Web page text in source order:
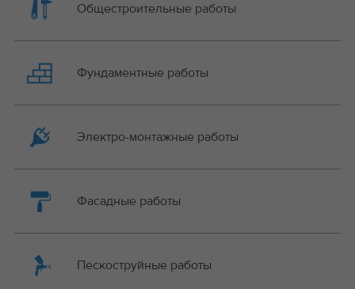
Общестроительные работы
Фундаментные работы
Электро-монтажные работы
Фасадные работы
Пескоструйные работы